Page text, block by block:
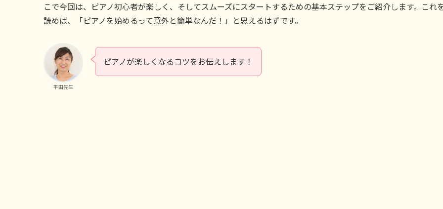
こで今回は、ピアノ初心者が楽しく、そしてスムーズにスタートするための基本ステップをご紹介します。これ
読めば、「ピアノを始めるって意外と簡単なんだ！」と思えるはずです。
平田先生
ピアノが楽しくなるコツをお伝えします！